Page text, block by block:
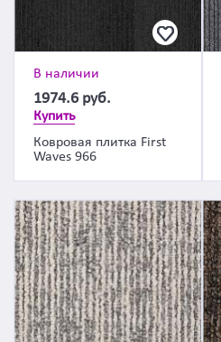
В наличии
1974.6 руб.
Купить
Ковровая плитка First
Waves 966